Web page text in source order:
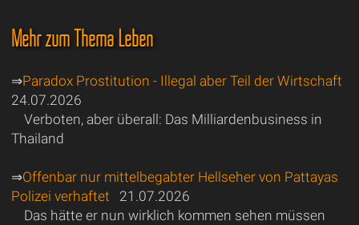
Mehr zum Thema Leben
⇒Paradox Prostitution - Illegal aber Teil der Wirtschaft
24.07.2026
Verboten, aber überall: Das Milliardenbusiness in
Thailand
⇒Offenbar nur mittelbegabter Hellseher von Pattayas
Polizei verhaftet 21.07.2026
Das hätte er nun wirklich kommen sehen müssen